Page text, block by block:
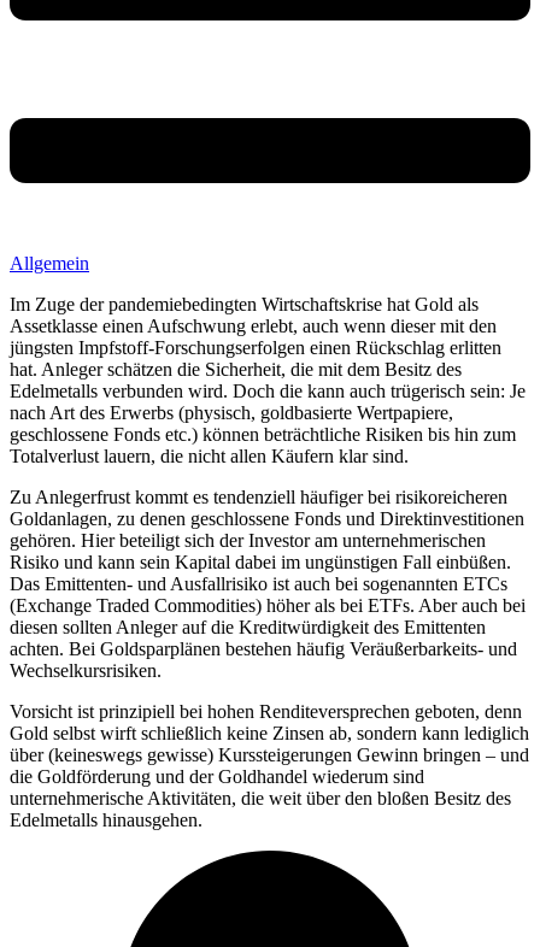
Allgemein
Im Zuge der pandemiebedingten Wirtschaftskrise hat Gold als
Assetklasse einen Aufschwung erlebt, auch wenn dieser mit den
jüngsten Impfstoff-Forschungserfolgen einen Rückschlag erlitten
hat. Anleger schätzen die Sicherheit, die mit dem Besitz des
Edelmetalls verbunden wird. Doch die kann auch trügerisch sein: Je
nach Art des Erwerbs (physisch, goldbasierte Wertpapiere,
geschlossene Fonds etc.) können beträchtliche Risiken bis hin zum
Totalverlust lauern, die nicht allen Käufern klar sind.
Zu Anlegerfrust kommt es tendenziell häufiger bei risikoreicheren
Goldanlagen, zu denen geschlossene Fonds und Direktinvestitionen
gehören. Hier beteiligt sich der Investor am unternehmerischen
Risiko und kann sein Kapital dabei im ungünstigen Fall einbüßen.
Das Emittenten- und Ausfallrisiko ist auch bei sogenannten ETCs
(Exchange Traded Commodities) höher als bei ETFs. Aber auch bei
diesen sollten Anleger auf die Kreditwürdigkeit des Emittenten
achten. Bei Goldsparplänen bestehen häufig Veräußerbarkeits- und
Wechselkursrisiken.
Vorsicht ist prinzipiell bei hohen Renditeversprechen geboten, denn
Gold selbst wirft schließlich keine Zinsen ab, sondern kann lediglich
über (keineswegs gewisse) Kurssteigerungen Gewinn bringen – und
die Goldförderung und der Goldhandel wiederum sind
unternehmerische Aktivitäten, die weit über den bloßen Besitz des
Edelmetalls hinausgehen.